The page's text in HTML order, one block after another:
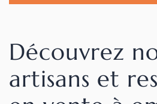
Découvrez
artisans et